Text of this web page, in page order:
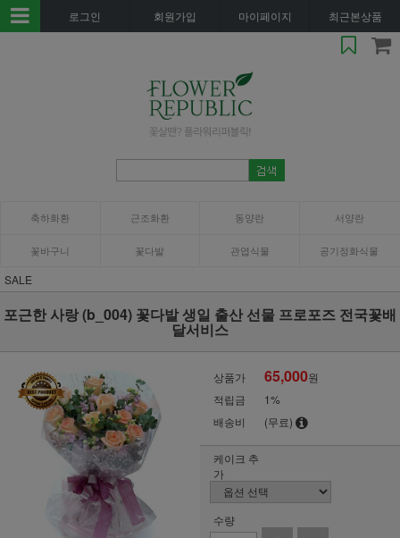
로그인 회원가입 마이페이지 최근본상품
축하화환 근조화환 동양란 서양란
꽃바구니 꽃다발 관엽식물 공기정화식물
SALE
포근한 사랑 (b_004) 꽃다발 생일 출산 선물 프로포즈 전국꽃배
달서비스
상품가 65,000원
적립금
1%
배송비
(무료)
케이크 추
가
수량